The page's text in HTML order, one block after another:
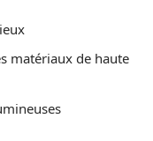
matériaux de haute